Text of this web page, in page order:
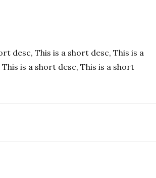
desc, This is a short desc, This is a
is a short desc, This is a short